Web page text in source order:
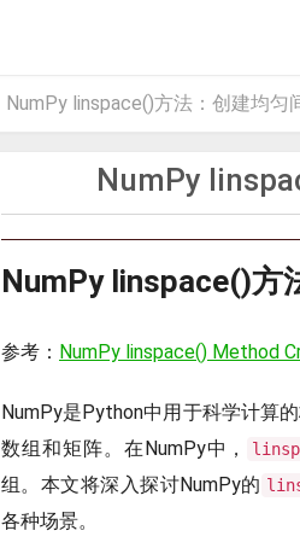
NumPy linspace()方法：创建均匀
NumPy
NumPy linspace()方
参考： NumPy linspace() Method
NumPy是Python中用于科学计算
数组和矩阵。在NumPy中，
组。本文将深入探讨NumPy的
各种场景。